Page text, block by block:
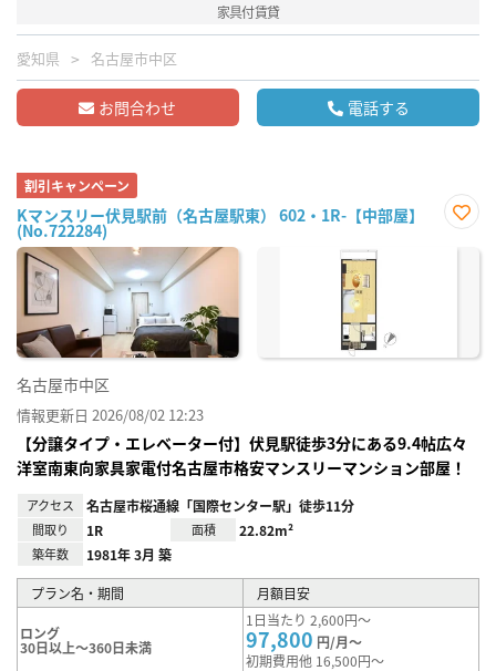
家具付賃貸
愛知県 名古屋市中区
お問合わせ 電話する
割引キャンペーン
Kマンスリー伏見駅前（名古屋駅東） 602・1R-【中部屋】
(No.722284)
に入
名古屋市中区
情報更新日 2026/08/02 12:23
【分譲タイプ・エレベーター付】伏見駅徒歩3分にある9.4帖広々
洋室南東向家具家電付名古屋市格安マンスリーマンション部屋！
アクセス 名古屋市桜通線「国際センター駅」徒歩11分
間取り 1R 面積 22.82m²
築年数 1981年 3月 築
プラン名・期間 月額目安
ロング
30日以上～360日未満
1日当たり 2,600円～
97,800 円/月～
初期費用他 16,500円～